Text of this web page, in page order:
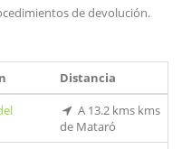
de devolución.
Distancia
A 13.2 kms kms
de Mataró